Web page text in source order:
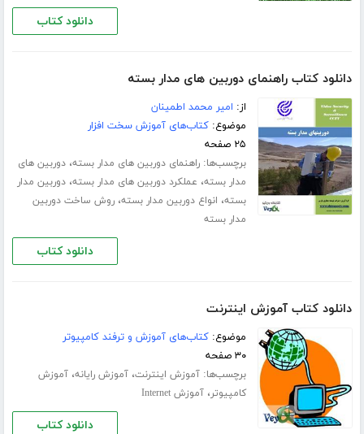
دانلود کتاب
دانلود کتاب راهنمای دوربین های مدار بسته
از: امیر محمد اطمینان
موضوع:کتاب‌های آموزش سخت افزار
۲۵ صفحه
برچسب‌ها:راهنمای دوربین های مدار بسته،دوربین های
مدار بسته، عملکرد دوربین های مدار بسته،دوربین مدار
بسته، انواع دوربین مدار بسته،روش ساخت دوربین
مدار بسته
دانلود کتاب
دانلود کتاب آموزش اینترنت
موضوع:کتاب‌های آموزش و ترفند کامپیوتر
۳۰ صفحه
برچسب‌ها:آموزش اینترنت،آموزش رایانه،آموزش
کامپیوتر،آموزش Internet
دانلود کتاب